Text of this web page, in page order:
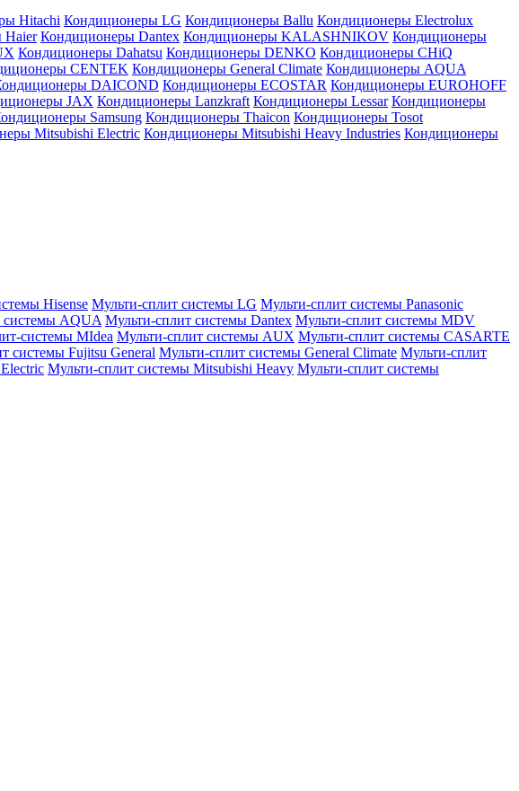
Hitachi Кондиционеры LG Кондиционеры Ballu Кондиционеры Electrolux
Haier Кондиционеры Dantex Кондиционеры KALASHNIKOV Кондиционеры
Кондиционеры Dahatsu Кондиционеры DENKO Кондиционеры CHiQ
CENTEK Кондиционеры General Climate Кондиционеры AQUA
DAICOND Кондиционеры ECOSTAR Кондиционеры EUROHOFF
JAX Кондиционеры Lanzkraft Кондиционеры Lessar Кондиционеры
Samsung Кондиционеры Thaicon Кондиционеры Tosot
Mitsubishi Electric Кондиционеры Mitsubishi Heavy Industries Кондиционеры
Hisense Мульти-сплит системы LG Мульти-сплит системы Panasonic
системы AQUA Мульти-сплит системы Dantex Мульти-сплит системы MDV
системы MIdea Мульти-сплит системы AUX Мульти-сплит системы CASARTE
системы Fujitsu General Мульти-сплит системы General Climate Мульти-сплит
Мульти-сплит системы Mitsubishi Heavy Мульти-сплит системы